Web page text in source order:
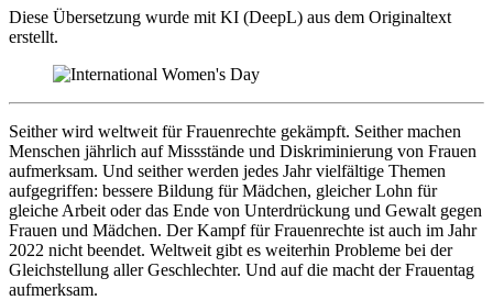
Diese Übersetzung wurde mit KI (DeepL) aus dem Originaltext
erstellt.
Seither wird weltweit für Frauenrechte gekämpft. Seither machen
Menschen jährlich auf Missstände und Diskriminierung von Frauen
aufmerksam. Und seither werden jedes Jahr vielfältige Themen
aufgegriffen: bessere Bildung für Mädchen, gleicher Lohn für
gleiche Arbeit oder das Ende von Unterdrückung und Gewalt gegen
Frauen und Mädchen. Der Kampf für Frauenrechte ist auch im Jahr
2022 nicht beendet. Weltweit gibt es weiterhin Probleme bei der
Gleichstellung aller Geschlechter. Und auf die macht der Frauentag
aufmerksam.